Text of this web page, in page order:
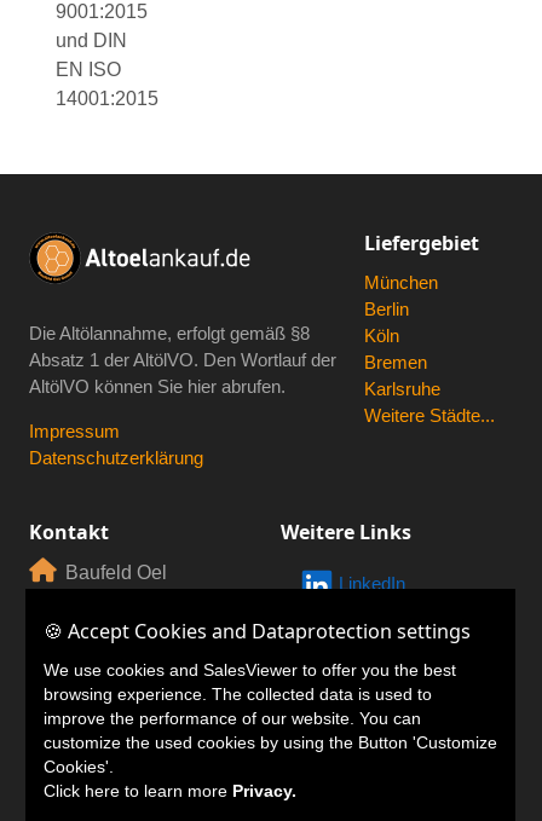
9001:2015
und DIN
EN ISO
14001:2015
Die Altölannahme, erfolgt gemäß §8
Absatz 1 der AltölVO. Den Wortlauf der
AltölVO können Sie hier abrufen.
Impressum
Datenschutzerklärung
Liefergebiet
München
Berlin
Köln
Bremen
Karlsruhe
Weitere Städte...
Kontakt
Baufeld Oel
Motorstr. 56
80809 München
+49 203 4490
7688
service@altoelankauf.de
Weitere Links
LinkedIn
🍪 Accept Cookies and Dataprotection settings
We use cookies and SalesViewer to offer you the best
browsing experience. The collected data is used to
improve the performance of our website. You can
customize the used cookies by using the Button 'Customize
Cookies'.
Click here to learn more Privacy.
🍪 Accept Cookies and Dataprotection settings
We use cookies and SalesViewer to offer you the best
browsing experience. The collected data is used to
improve the performance of our website. You can
customize the used cookies by using the Button 'Customize
Cookies'.
Click here to learn more Privacy.